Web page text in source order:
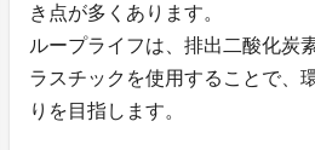
き点が多くあります。
ループライフは、排出二酸化炭
ラスチックを使用することで、
りを目指します。